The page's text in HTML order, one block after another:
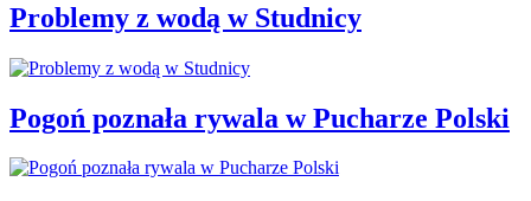
Problemy z wodą w Studnicy
Pogoń poznała rywala w Pucharze Polski